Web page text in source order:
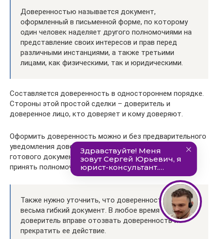
Доверенностью называется документ,
оформленный в письменной форме, по которому
один человек наделяет другого полномочиями на
представление своих интересов и прав перед
различными инстанциями, а также третьими
лицами, как физическими, так и юридическими.
Составляется доверенность в одностороннем порядке.
Стороны этой простой сделки – доверитель и
доверенное лицо, кто доверяет и кому доверяют.
Оформить доверенность можно и без предварительного
уведомления доверенного лица. По факту получения
готового документа представитель может решить,
принять полномочия или отказаться от них.
Также нужно уточнить, что доверенность это
весьма гибкий документ. В любое время
доверитель вправе отозвать доверенность и
прекратить ее действие.